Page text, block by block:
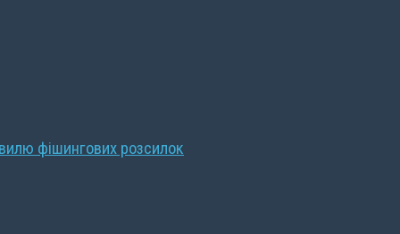
фішингових розсилок